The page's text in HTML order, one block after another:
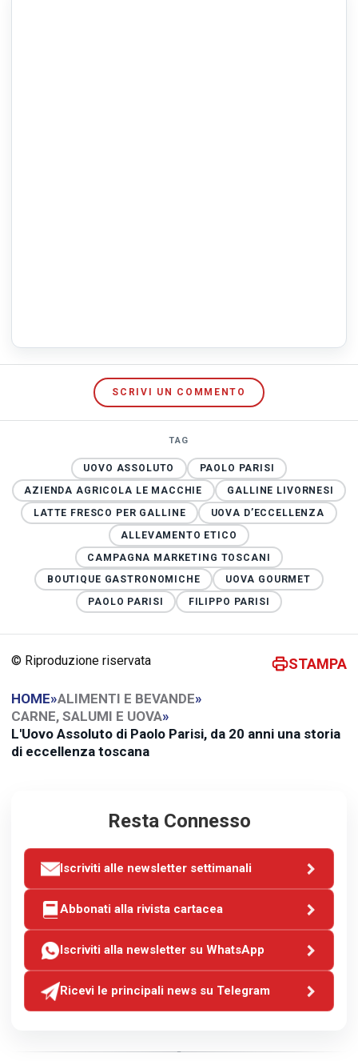
SCRIVI UN COMMENTO
TAG
UOVO ASSOLUTO
PAOLO PARISI
AZIENDA AGRICOLA LE MACCHIE
GALLINE LIVORNESI
LATTE FRESCO PER GALLINE
UOVA D’ECCELLENZA
ALLEVAMENTO ETICO
CAMPAGNA MARKETING TOSCANI
BOUTIQUE GASTRONOMICHE
UOVA GOURMET
PAOLO PARISI
FILIPPO PARISI
© Riproduzione riservata STAMPA
HOME»ALIMENTI E BEVANDE»
CARNE, SALUMI E UOVA»
L'Uovo Assoluto di Paolo Parisi, da 20 anni una storia
di eccellenza toscana
Resta Connesso
Iscriviti alle newsletter settimanali
Abbonati alla rivista cartacea
Iscriviti alla newsletter su WhatsApp
Ricevi le principali news su Telegram